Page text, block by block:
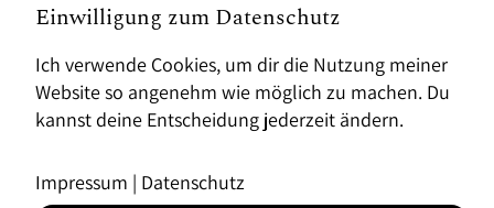
Einwilligung zum Datenschutz
Ich verwende Cookies, um dir die Nutzung meiner
Website so angenehm wie möglich zu machen. Du
kannst deine Entscheidung jederzeit ändern.
Impressum | Datenschutz